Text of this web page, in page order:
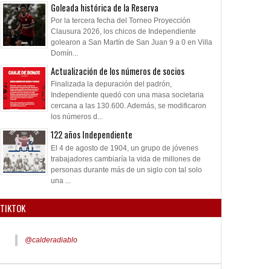
Goleada histórica de la Reserva
Por la tercera fecha del Torneo Proyección
Clausura 2026, los chicos de Independiente
golearon a San Martín de San Juan 9 a 0 en Villa
Domín...
Actualización de los números de socios
Finalizada la depuración del padrón,
Independiente quedó con una masa societaria
cercana a las 130.600. Además, se modificaron
los números d...
122 años Independiente
El 4 de agosto de 1904, un grupo de jóvenes
trabajadores cambiaría la vida de millones de
personas durante más de un siglo con tal solo
una ...
TIKTOK
@calderadiablo